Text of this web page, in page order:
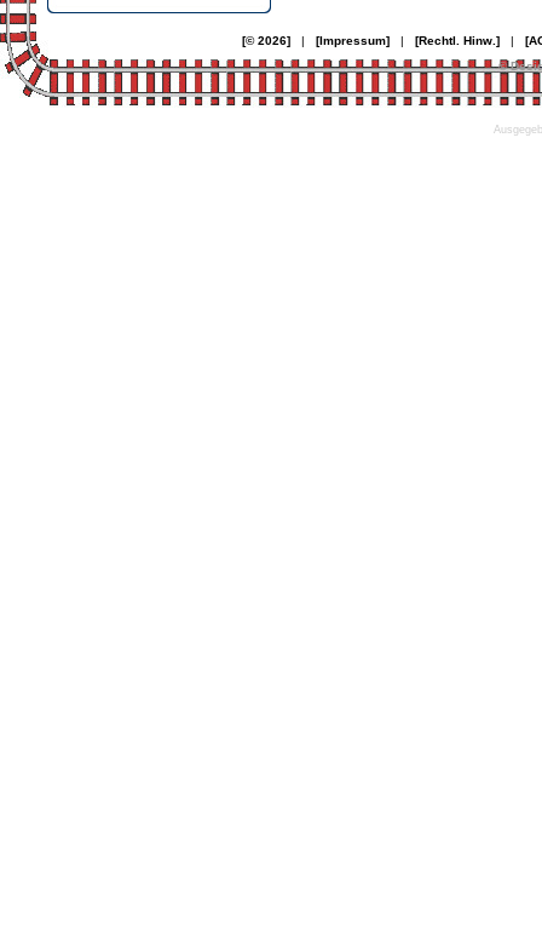
[© 2026]| [Impressum]| [Rechtl. Hinw.]|
©